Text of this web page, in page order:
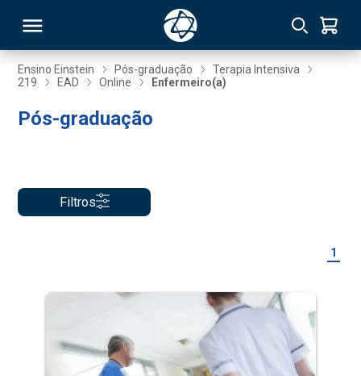
Ensino Einstein Pós-graduação
Terapia Intensiva
219
EAD Online Enfermeiro(a)
Pós-graduação
Filtros
1